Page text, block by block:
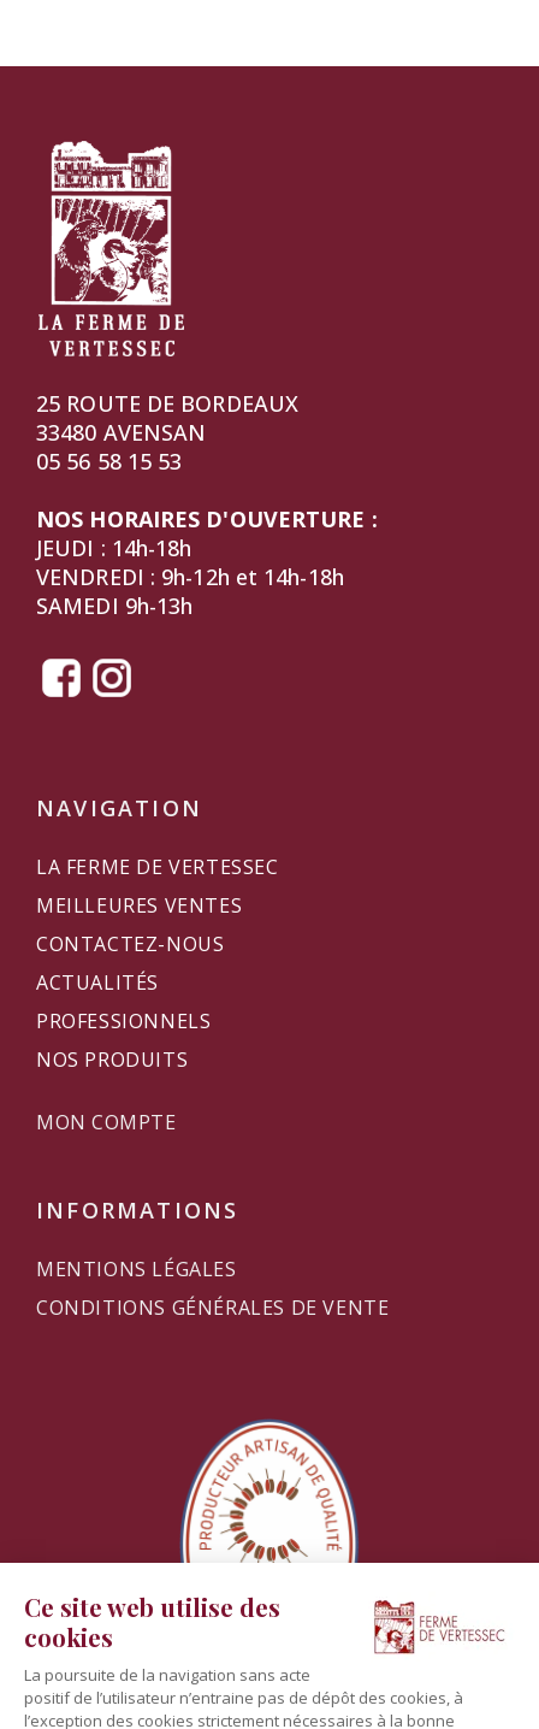
25 ROUTE DE BORDEAUX
33480 AVENSAN
05 56 58 15 53
NOS HORAIRES D'OUVERTURE :
JEUDI : 14h-18h
VENDREDI : 9h-12h et 14h-18h
SAMEDI 9h-13h
NAVIGATION
LA FERME DE VERTESSEC
MEILLEURES VENTES
CONTACTEZ-NOUS
ACTUALITÉS
PROFESSIONNELS
NOS PRODUITS
MON COMPTE
INFORMATIONS
MENTIONS LÉGALES
CONDITIONS GÉNÉRALES DE VENTE